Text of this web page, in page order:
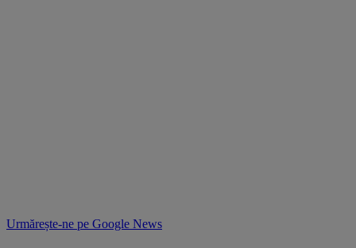
Urmărește-ne pe Google News